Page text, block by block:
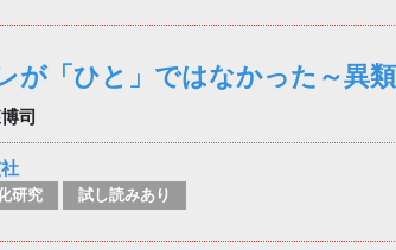
が「ひと」ではなかった～異
司
研究 試し読みあり